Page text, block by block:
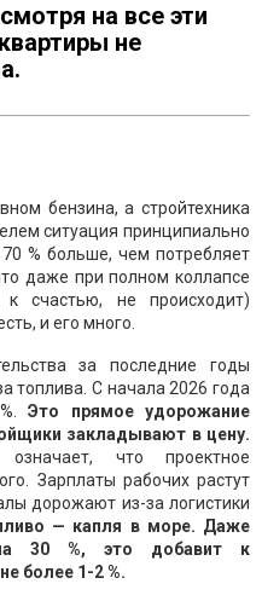
на все эти
не
бензина, а стройтехника
ситуация принципиально
% больше, чем потребляет
даже при полном коллапсе
к счастью, не происходит)
и его много.
за последние годы
топлива. С начала 2026 года
%.Это прямое удорожание
закладывают в цену.
что проектное
Зарплаты рабочих растут
дорожают из-за логистики
— капля в море. Даже
30 %, это добавит к
более 1-2 %.